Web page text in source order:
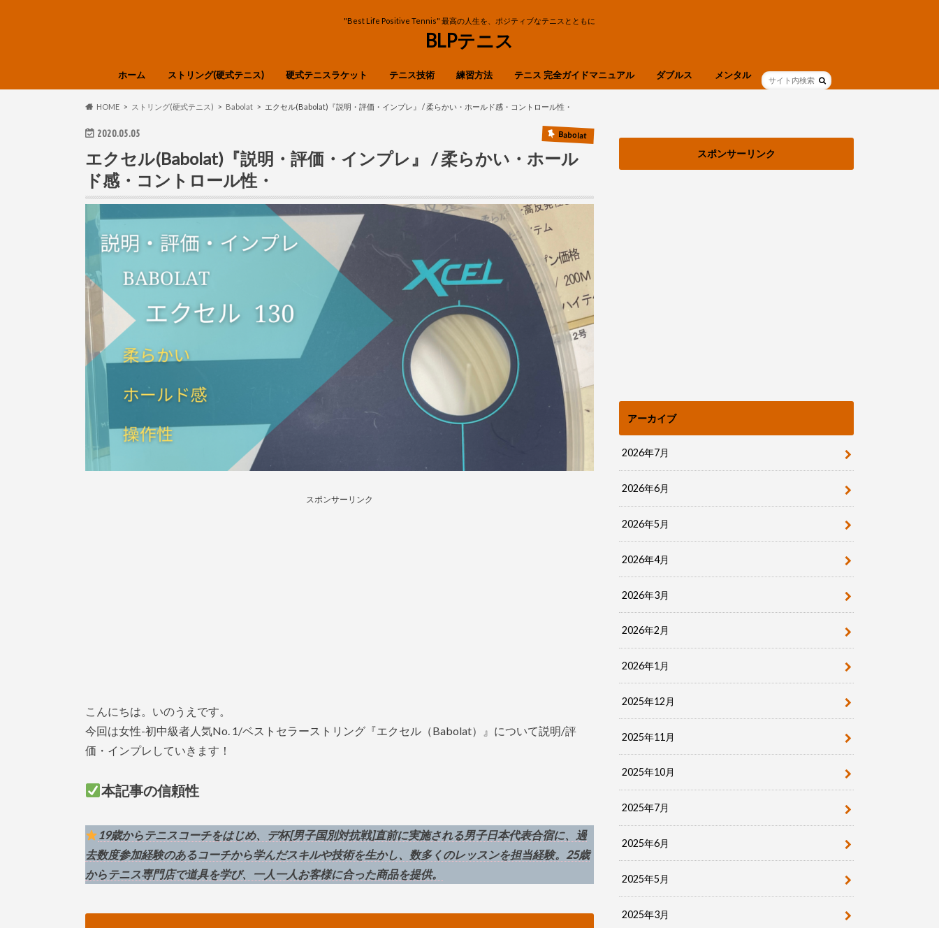
"Best Life Positive Tennis" 最高の人生を、ポジティブなテニスとともに
BLPテニス
ホーム ストリング(硬式テニス) 硬式テニスラケット テニス技術 練習方法 テニス 完全ガイドマニュアル ダブルス メンタル
HOME ストリング(硬式テニス) Babolat エクセル(Babolat)『説明・評価・インプレ』 / 柔らかい・ホールド感・コントロール性・
2020.05.05 Babolat
エクセル(Babolat)『説明・評価・インプレ』 / 柔らかい・ホール
ド感・コントロール性・
スポンサーリンク
こんにちは。いのうえです。
今回は女性-初中級者人気No. 1/ベストセラーストリング『エクセル（Babolat）』について説明/評
価・インプレしていきます！
本記事の信頼性
19歳からテニスコーチをはじめ、デ杯[男子国別対抗戦]直前に実施される男子日本代表合宿に、過
去数度参加経験のあるコーチから学んだスキルや技術を生かし、数多くのレッスンを担当経験。25歳
からテニス専門店で道具を学び、一人一人お客様に合った商品を提供。
スポンサーリンク
アーカイブ
2026年7月
2026年6月
2026年5月
2026年4月
2026年3月
2026年2月
2026年1月
2025年12月
2025年11月
2025年10月
2025年7月
2025年6月
2025年5月
2025年3月